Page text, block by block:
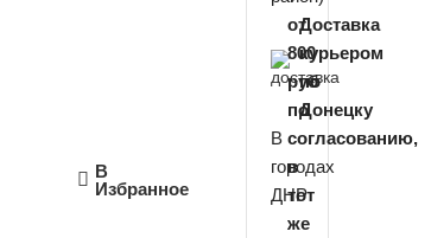
В
Избранное
Доставка
курьером
по
Донецку
В
городах
ДНР
от
800
руб
по
согласованию,
в
тот
же